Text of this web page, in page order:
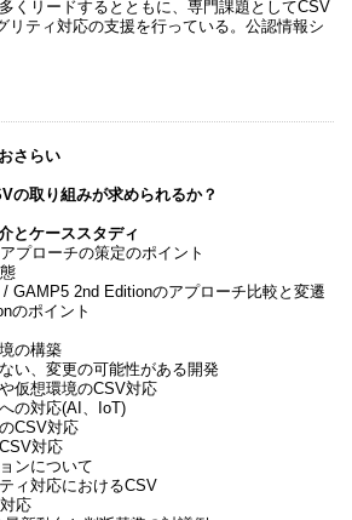
くリードするとともに、専門課題としてCSV
リティ対応の支援を行っている。公認情報シ
さらい
の取り組みが求められるか？
とケーススタディ
プローチの策定のポイント
GAMP5 2nd Editionのアプローチ比較と変遷
のポイント
の構築
い、変更の可能性がある開発
仮想環境のCSV対応
の対応(AI、IoT)
CSV対応
対応
ンについて
ィ対応におけるCSV
応